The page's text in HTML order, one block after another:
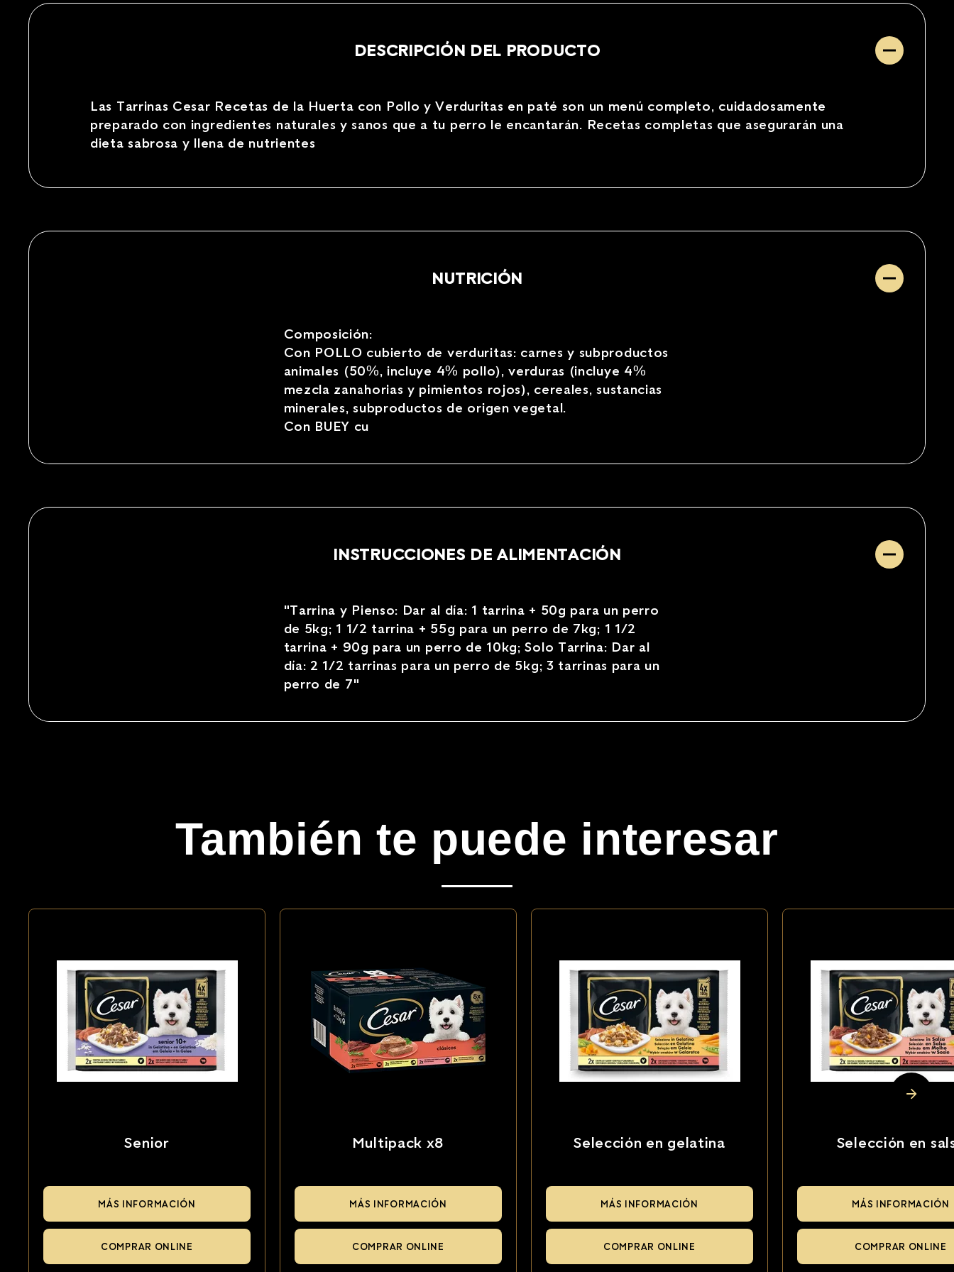
DESCRIPCIÓN DEL PRODUCTO
Las Tarrinas Cesar Recetas de la Huerta con Pollo y Verduritas en paté son un menú completo, cuidadosamente
preparado con ingredientes naturales y sanos que a tu perro le encantarán. Recetas completas que asegurarán una
dieta sabrosa y llena de nutrientes
NUTRICIÓN
Composición:
Con POLLO cubierto de verduritas: carnes y subproductos
animales (50%, incluye 4% pollo), verduras (incluye 4%
mezcla zanahorias y pimientos rojos), cereales, sustancias
minerales, subproductos de origen vegetal.
Con BUEY cu
INSTRUCCIONES DE ALIMENTACIÓN
"Tarrina y Pienso: Dar al día: 1 tarrina + 50g para un perro
de 5kg; 1 1/2 tarrina + 55g para un perro de 7kg; 1 1/2
tarrina + 90g para un perro de 10kg; Solo Tarrina: Dar al
día: 2 1/2 tarrinas para un perro de 5kg; 3 tarrinas para un
perro de 7"
También te puede interesar
Senior
MÁS INFORMACIÓN
COMPRAR ONLINE
Multipack x8
MÁS INFORMACIÓN
COMPRAR ONLINE
Selección en gelatina
MÁS INFORMACIÓN
COMPRAR ONLINE
Selección en
MÁS INFORMACIÓN
COMPRAR ONLINE